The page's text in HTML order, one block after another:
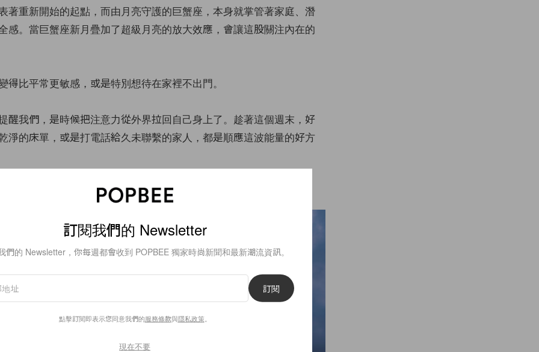
著重新開始的起點，而由月亮守護的巨蟹座，本身就掌管著家庭、潛
感。當巨蟹座新月疊加了超級月亮的放大效應，會讓這股關注內在的
得比平常更敏感，或是特別想待在家裡不出門。
醒我們，是時候把注意力從外界拉回自己身上了。趁著這個週末，好
淨的床單，或是打電話給久未聯繫的家人，都是順應這波能量的好方
：巨蟹新月許願清單怎麼寫？
訂閱我們的 Newsletter
們的 Newsletter，你每週都會收到 POPBEE 獨家時尚新聞和最新潮流資訊。
訂閱
點擊訂閱即表示您同意我們的服務條款與隱私政策。
現在不要